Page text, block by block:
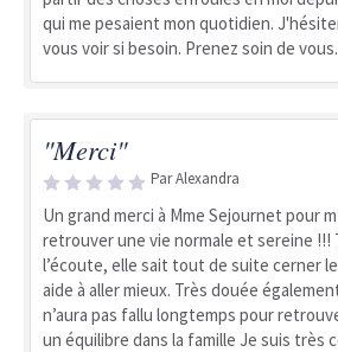
qui me pesaient mon quotidien.
vous voir si besoin. Prenez soin de vous.
"Merci"
Par Alexandra
Un grand merci à Mme Sejournet pour
retrouver une vie normale et sereine !!!
l’écoute, elle sait tout de suite cerner
aide à aller mieux. Très douée
n’aura pas fallu longtemps pour
un équilibre dans la famille Je suis très